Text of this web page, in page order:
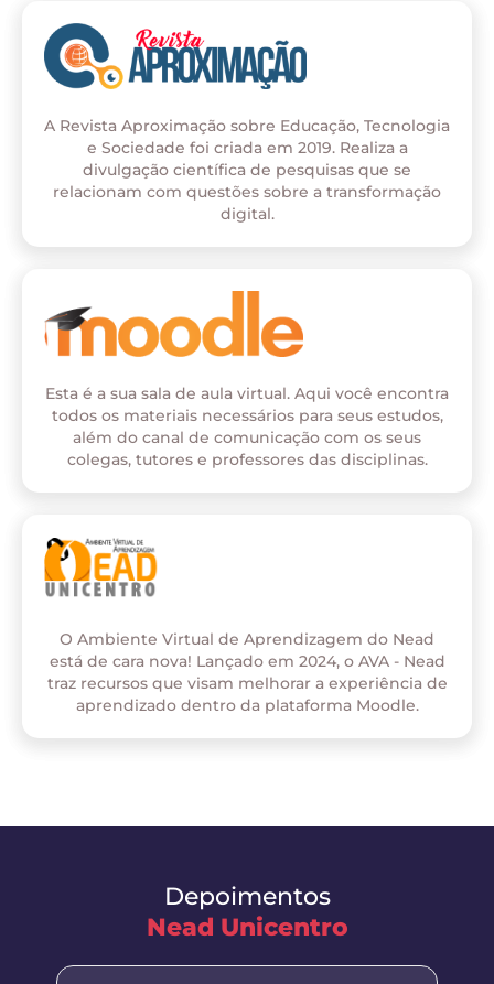
A Revista Aproximação sobre Educação, Tecnologia
e Sociedade foi criada em 2019. Realiza a
divulgação científica de pesquisas que se
relacionam com questões sobre a transformação
digital.
Esta é a sua sala de aula virtual. Aqui você encontra
todos os materiais necessários para seus estudos,
além do canal de comunicação com os seus
colegas, tutores e professores das disciplinas.
O Ambiente Virtual de Aprendizagem do Nead
está de cara nova! Lançado em 2024, o AVA - Nead
traz recursos que visam melhorar a experiência de
aprendizado dentro da plataforma Moodle.
Depoimentos
Nead Unicentro